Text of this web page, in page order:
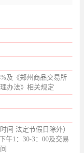
及《郑州商品交易所
办法》相关规定
间 法定节假日除外）
午1：30-3：00及交易